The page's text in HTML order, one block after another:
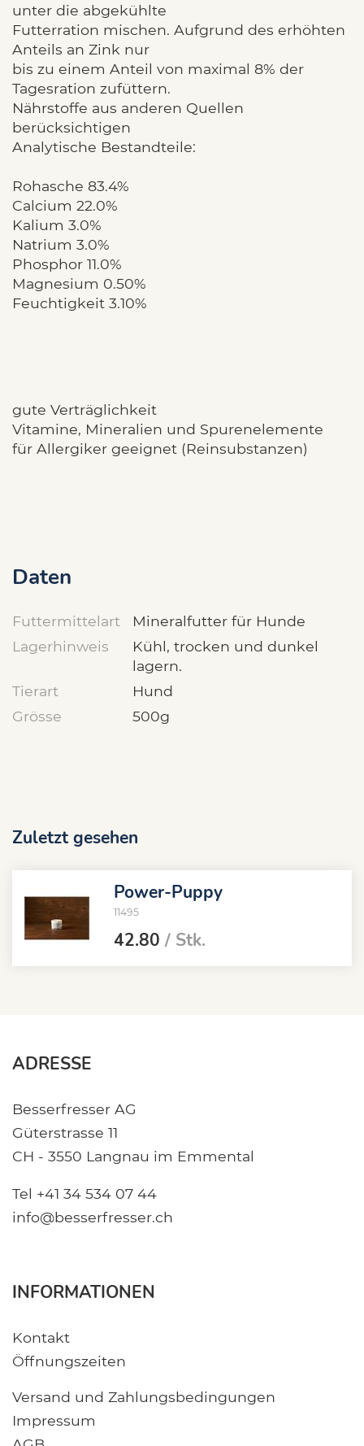
unter die abgekühlte
Futterration mischen. Aufgrund des erhöhten
Anteils an Zink nur
bis zu einem Anteil von maximal 8% der
Tagesration zufüttern.
Nährstoffe aus anderen Quellen
berücksichtigen
Analytische Bestandteile:
Rohasche 83.4%
Calcium 22.0%
Kalium 3.0%
Natrium 3.0%
Phosphor 11.0%
Magnesium 0.50%
Feuchtigkeit 3.10%
gute Verträglichkeit
Vitamine, Mineralien und Spurenelemente
für Allergiker geeignet (Reinsubstanzen)
Daten
Futtermittelart
Mineralfutter für Hunde
Lagerhinweis
Kühl, trocken und dunkel
lagern.
Tierart
Hund
Grösse
500g
Zuletzt gesehen
Power-Puppy
11495
42.80 / Stk.
ADRESSE
Besserfresser AG
Güterstrasse 11
CH - 3550 Langnau im Emmental
Tel +41 34 534 07 44
info@besserfresser.ch
INFORMATIONEN
Kontakt
Öffnungszeiten
Versand und Zahlungsbedingungen
Impressum